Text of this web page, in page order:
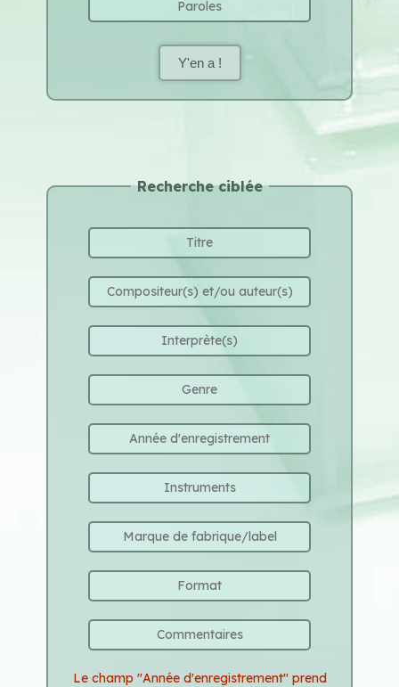
Y'en a !
Recherche ciblée
Le champ "Année d'enregistrement" prend